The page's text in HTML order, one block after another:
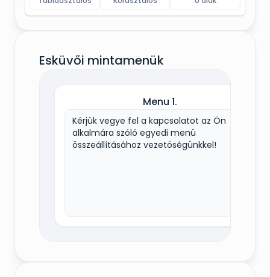
Esküvői mintamenük
Menu 1.
Kérjük vegye fel a kapcsolatot az Ön
alkalmára szóló egyedi menü
összeállításához vezetöségünkkel!